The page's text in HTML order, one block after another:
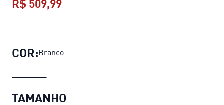
COR:Branco
TAMANHO